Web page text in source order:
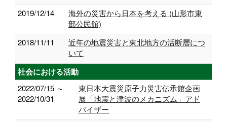
2019/12/14
海外の災害から日本を考える (山形市東
部公民館)
2018/11/11
近年の地震災害と東北地方の活断層につ
いて
社会における活動
2022/07/15 ～
2022/10/31
東日本大震災原子力災害伝承館企画
展「地震と津波のメカニズム」アド
バイザー